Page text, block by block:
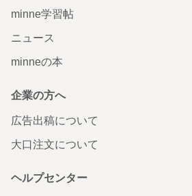
minne学習帖
ニュース
minneの本
企業の方へ
広告出稿について
大口注文について
ヘルプセンター